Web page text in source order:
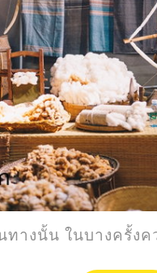
ทางนั้น ในบางครั้ง